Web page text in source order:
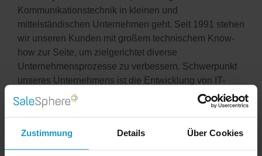
Zustimmung Details Über Cookies
Kommunikationstechnik in kleinen und
mittelständischen Unternehmen geht. Seit 1991 stehen
wir unseren Kunden mit großem technischem Know-
how zur Seite, um zielgerichtet diverse
Unternehmensprozesse zu verbessern. Schwerpunkt
unseres Unternehmens ist die Entwicklung von IT-
Konzepten für mittelständische Betriebe. Im Zuge der
fortschreitenden Digitalisierung und des wachsenden
zeitgemäße IT entscheidende Marktvorteile zu
erzielen. Weitere Informationen finden Sie